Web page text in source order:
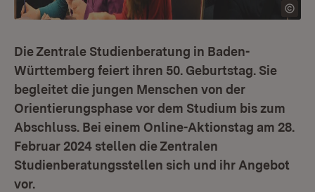
Die Zentrale Studienberatung in Baden-
Württemberg feiert ihren 50. Geburtstag. Sie
begleitet die jungen Menschen von der
Orientierungsphase vor dem Studium bis zum
Abschluss. Bei einem Online-Aktionstag am 28.
Februar 2024 stellen die Zentralen
Studienberatungsstellen sich und ihr Angebot
vor.